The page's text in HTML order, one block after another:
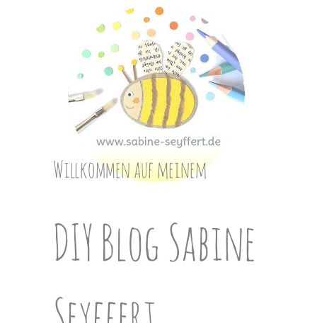
Willkommen auf meinem
DIY Blog Sabine